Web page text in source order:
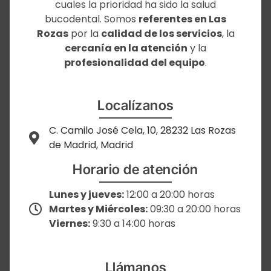
cuales la prioridad ha sido la salud
bucodental. Somos referentes en Las
Rozaspor la calidad de los servicios, la
cercanía en la atención y la
profesionalidad del equipo.
Localízanos
C. Camilo José Cela, 10, 28232 Las Rozas
de Madrid, Madrid
Horario de atención
Lunes y jueves:12:00 a 20:00 horas
Martes y Miércoles:09:30 a 20:00 horas
Viernes:9:30 a 14:00 horas
Llámanos